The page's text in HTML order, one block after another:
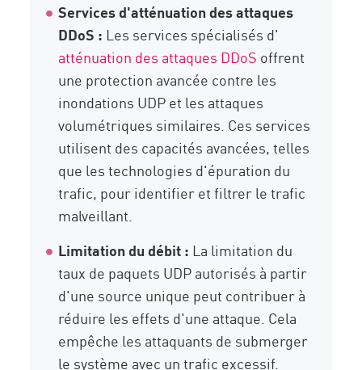
Services d'atténuation des attaques
DDoS : Les services spécialisés d'
atténuation des attaques DDoS offrent
une protection avancée contre les
inondations UDP et les attaques
volumétriques similaires. Ces services
utilisent des capacités avancées, telles
que les technologies d'épuration du
trafic, pour identifier et filtrer le trafic
malveillant.
Limitation du débit : La limitation du
taux de paquets UDP autorisés à partir
d'une source unique peut contribuer à
réduire les effets d'une attaque. Cela
empêche les attaquants de submerger
le système avec un trafic excessif.